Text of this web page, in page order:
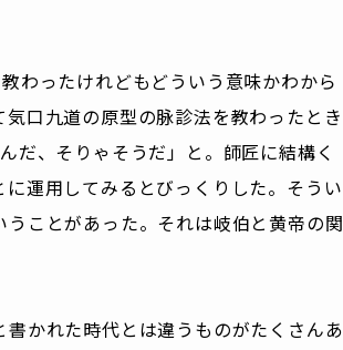
わったけれどもどういう意味かわから
口九道の原型の脉診法を教わったとき
だ、そりゃそうだ」と。師匠に結構く
運用してみるとびっくりした。そうい
ことがあった。それは岐伯と黄帝の関
かれた時代とは違うものがたくさんあ